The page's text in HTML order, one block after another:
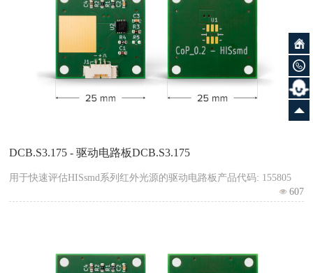
DCB.S3.175 - 驱动电路板DCB.S3.175
用于快速评估HISsmd系列红外光源的驱动电路板产品代码: 155805
607